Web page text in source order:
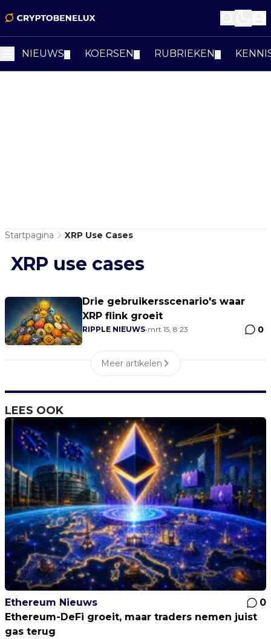
NIEUWS KOERSEN RUBRIEKEN
Startpagina XRP Use Cases
XRP use cases
Drie gebruikersscenario's waar
XRP flink groeit
RIPPLE NIEUWS•mrt 15, 8:23 0
Meer artikelen
LEES OOK
Ethereum Nieuws
0
Ethereum-DeFi groeit, maar traders nemen juist
gas terug